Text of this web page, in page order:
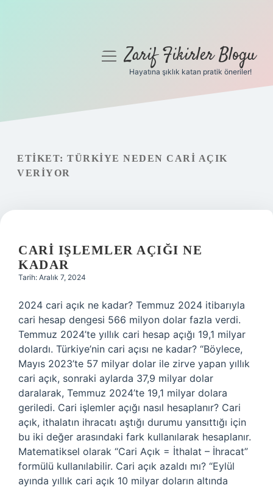
Gizlilik Politikası
Hakkımızda
menüyüZarif Fikirler Blogu
Hayatına şıklık katan pratik öneriler!
ETIKET: TÜRKIYE NEDEN CARI AÇIK
VERIYOR
CARI IŞLEMLER AÇIĞI NE
KADAR
Tarih: Aralık 7, 2024
2024 cari açık ne kadar? Temmuz 2024 itibarıyla
cari hesap dengesi 566 milyon dolar fazla verdi.
Temmuz 2024’te yıllık cari hesap açığı 19,1 milyar
dolardı. Türkiye’nin cari açısı ne kadar? “Böylece,
Mayıs 2023’te 57 milyar dolar ile zirve yapan yıllık
cari açık, sonraki aylarda 37,9 milyar dolar
daralarak, Temmuz 2024’te 19,1 milyar dolara
geriledi. Cari işlemler açığı nasıl hesaplanır? Cari
açık, ithalatın ihracatı aştığı durumu yansıttığı için
bu iki değer arasındaki fark kullanılarak hesaplanır.
Matematiksel olarak “Cari Açık = İthalat – İhracat”
formülü kullanılabilir. Cari açık azaldı mı? “Eylül
ayında yıllık cari açık 10 milyar doların altında